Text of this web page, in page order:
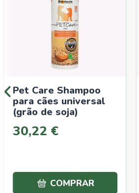
Pet Care Shampoo
para cães universal
(grão de soja)
30,22 €
COMPRAR